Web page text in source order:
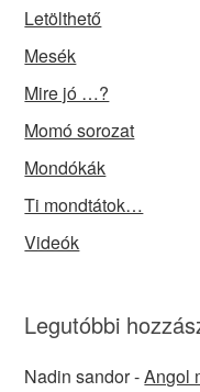
Letölthető
Mesék
Mire jó …?
Momó sorozat
Mondókák
Ti mondtátok…
Videók
Legutóbbi
Nadin sandor-Angol